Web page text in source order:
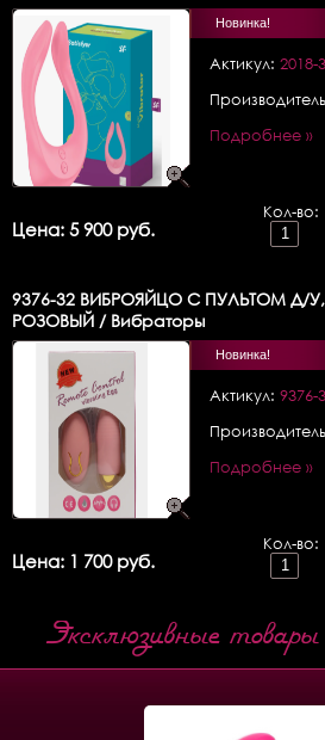
Новинка!
Актикул: 2018-
Подробнее »
Цена: 5 900 руб.
Кол-во:
9376-32 ВИБРОЯЙЦО С ПУЛЬТОМ Д/
РОЗОВЫЙ / Вибраторы
Новинка!
Актикул: 9376-
Подробнее »
Цена: 1 700 руб.
Кол-во:
Эксклюзивные товары